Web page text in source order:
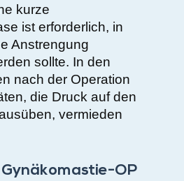
kurze
ist erforderlich, in
Anstrengung
sollte. In den
nach der Operation
die Druck auf den
vermieden
OP